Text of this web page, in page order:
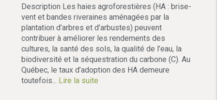
Description Les haies agroforestières (HA : brise-
vent et bandes riveraines aménagées par la
plantation d’arbres et d’arbustes) peuvent
contribuer à améliorer les rendements des
cultures, la santé des sols, la qualité de l’eau, la
biodiversité et la séquestration du carbone (C). Au
Québec, le taux d’adoption des HA demeure
toutefois... Lire la suite